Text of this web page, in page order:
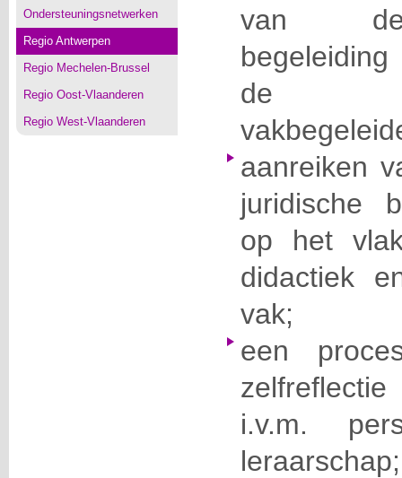
Ondersteuningsnetwerken
Regio Antwerpen
Regio Mechelen-Brussel
Regio Oost-Vlaanderen
Regio West-Vlaanderen
van de
de
aanreiken
juridische
op het
didactiek
vak;
een
i.v.m.
leraarschap;